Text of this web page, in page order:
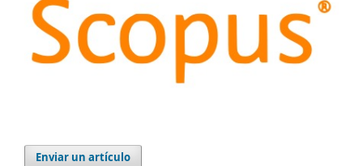
Enviar un artículo